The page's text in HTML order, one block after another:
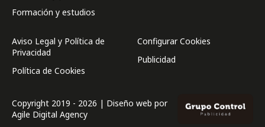
Formación y estudios
Aviso Legal y Política de
Privacidad
Política de Cookies
Configurar Cookies
Publicidad
Copyright 2019 - 2026 | Diseño web por
Agile Digital Agency